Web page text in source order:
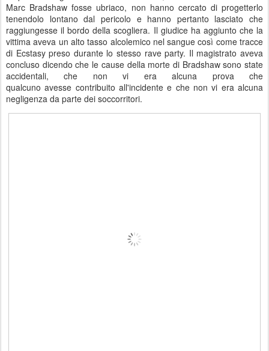
Marc Bradshaw fosse ubriaco, non hanno cercato di progetterlo
tenendolo lontano dal pericolo e hanno pertanto lasciato che
raggiungesse il bordo della scogliera. Il giudice ha aggiunto che la
vittima aveva un alto tasso alcolemico nel sangue così come tracce
di Ecstasy preso durante lo stesso rave party. Il magistrato aveva
concluso dicendo che le cause della morte di Bradshaw sono state
accidentali, che non vi era alcuna prova
che
qualcuno avesse contribuito all'incidentee che non vi era alcuna
negligenza da parte dei soccorritori.